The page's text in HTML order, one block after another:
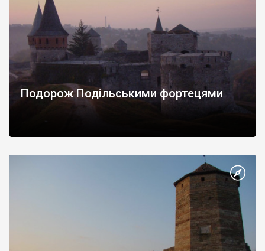
Подорож Подільськими фортецями